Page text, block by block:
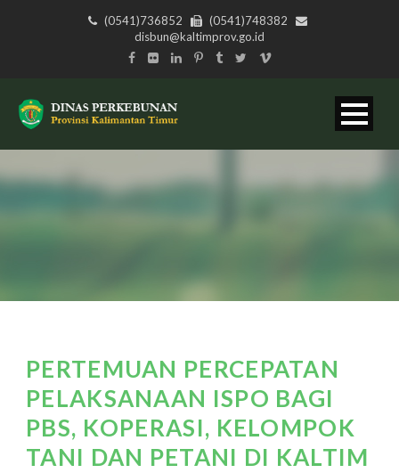
(0541)736852
(0541)748382
disbun@kaltimprov.go.id
PERTEMUAN PERCEPATAN
PELAKSANAAN ISPO BAGI
PBS, KOPERASI, KELOMPOK
TANI DAN PETANI DI KALTIM